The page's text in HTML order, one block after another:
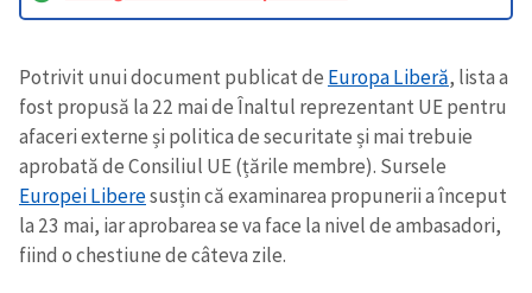
Potrivit unui document publicat de Europa Liberă, lista a
fost propusă la 22 mai de Înaltul reprezentant UE pentru
afaceri externe și politica de securitate și mai trebuie
aprobată de Consiliul UE (țările membre). Sursele
Europei Liberesusțin că examinarea propunerii a început
la 23 mai, iar aprobarea se va face la nivel de ambasadori,
fiind o chestiune de câteva zile.